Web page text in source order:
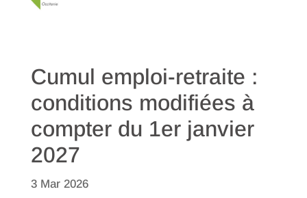
Cumul emploi-retraite :
conditions modifiées à
compter du 1er janvier
2027
3 Mar 2026